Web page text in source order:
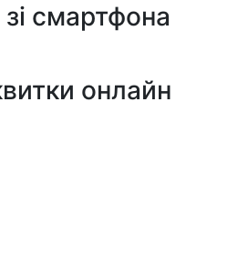
смартфона
онлайн